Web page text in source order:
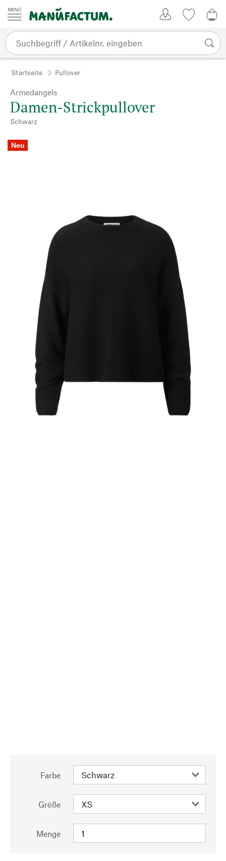
Zum Inhalt springen
Startseite Pullover
Armedangels
Damen-Strickpullover
Schwarz
Neu
Farbe
Größe
Menge